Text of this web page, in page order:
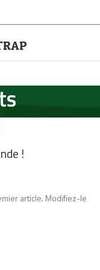
!
article. Modifiez-le